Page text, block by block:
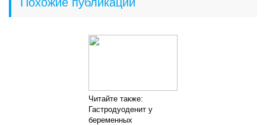
Читайте также:
Гастродуоденит у
беременных